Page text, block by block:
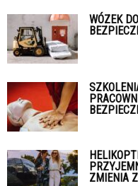
WÓZEK
ZMIENIA